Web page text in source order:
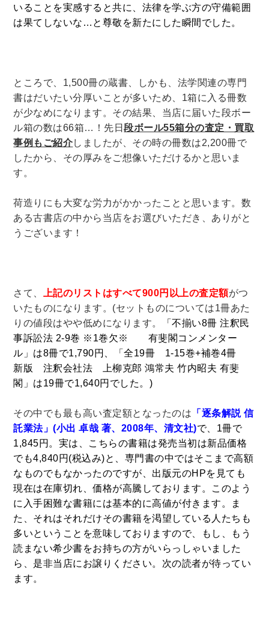
精神医学書
臨床医学一般
薬学書
暮らし・趣味・実用書他
暮らしと健康
ガーデニング
クッキング・レシピ本・グルメ
趣味・スポーツ
自転車・サイクリング
公務員・教員採用試験
医療・看護資格
就職対策
英語学習
工学・技術・環境
語学検定・通訳
語学辞典・辞典
法律・ビジネス・事務資格関連
運輸・船舶・通信
食品・衛生・福祉
CD・DVD・Blu-ray
CD・DVD
洋書
洋書
英語洋書
その他
その他
いることを実感すると共に、法律を学ぶ方の守備範囲
は果てしないな…と尊敬を新たにした瞬間でした。
ところで、1,500冊の蔵書、しかも、法学関連の専門
書はだいたい分厚いことが多いため、1箱に入る冊数
が少なめになります。その結果、当店に届いた段ボー
ル箱の数は66箱…！先日段ボール55箱分の査定・買取
事例もご紹介しましたが、その時の冊数は2,200冊で
したから、その厚みをご想像いただけるかと思いま
す。
荷造りにも大変な労力がかかったことと思います。数
ある古書店の中から当店をお選びいただき、ありがと
うございます！
さて、 上記のリストはすべて900円以上の査定額がつ
いたものになります。(セットものについては1冊あた
りの値段はやや低めになります。
「不揃い8冊 注釈民
事訴訟法 2-9巻 ※1巻欠※ 有斐閣コンメンター
ル」は8冊で1,790円、「全19冊 1-15巻+補巻4冊
新版 注釈会社法 上柳克郎 鴻常夫 竹内昭夫 有斐
閣」は19冊で1,640円でした。)
その中でも最も高い査定額となったのは 「逐条解説 信
託業法」(小出 卓哉 著、2008年、清文社)で、1冊で
1,845円。実は、こちらの書籍は発売当初は新品価格
でも4,840円(税込み)と、専門書の中ではそこまで高額
なものでもなかったのですが、出版元のHPを見ても
現在は在庫切れ、価格が高騰しております。このよう
に入手困難な書籍には基本的に高値が付きます。ま
た、それはそれだけその書籍を渇望している人たちも
多いということを意味しておりますので、もし、もう
読まない希少書をお持ちの方がいらっしゃいました
ら、是非当店にお譲りください。次の読者が待ってい
ます。